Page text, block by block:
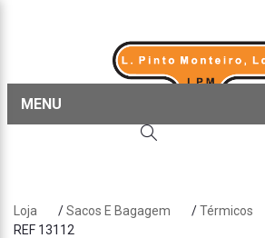
MENU
Sobre nós
Loja /Sacos E Bagagem /Térmicos
REF 13112